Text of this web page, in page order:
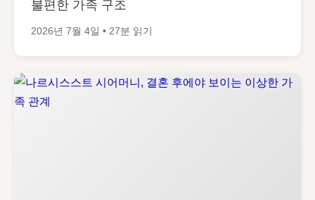
불편한 가족 구조
2026년 7월 4일 • 27분 읽기